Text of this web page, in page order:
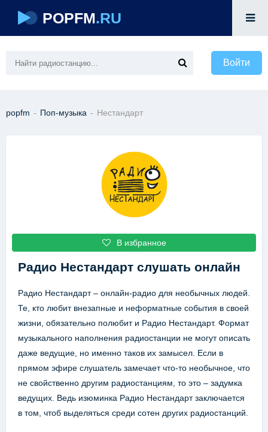
POPFM.RU
Войти
popfm - Поп-музыка - Нестандарт
В избранное
Радио Нестандарт слушать онлайн
Радио Нестандарт – онлайн-радио для необычных людей.
Те, кто любит внезапные и неформатные события в своей
жизни, обязательно полюбит и Радио Нестандарт. Формат
музыкального наполнения радиостанции не могут описать
даже ведущие, но именно таков их замысел. Если в
прямом эфире слушатель замечает что-то необычное, что
не свойственно другим радиостанциям, то это – задумка
ведущих. Ведь изюминка Радио Нестандарт заключается
в том, чтоб выделяться среди сотен других радиостанций.